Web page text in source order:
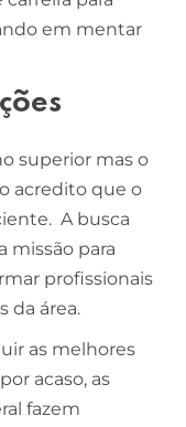
em mentar
superior mas o
acredito que o
A busca
missão para
profissionais
da área.
as melhores
acaso, as
fazem